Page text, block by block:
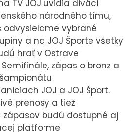
TV JOJ uvidia diváci
národného tímu,
odvysielame vybrané
a na JOJ Športe všetky
hrať v Ostrave
zápas o bronz a
JOJ a JOJ Šport.
prenosy a tiež
zápasov budú dostupné aj
platforme